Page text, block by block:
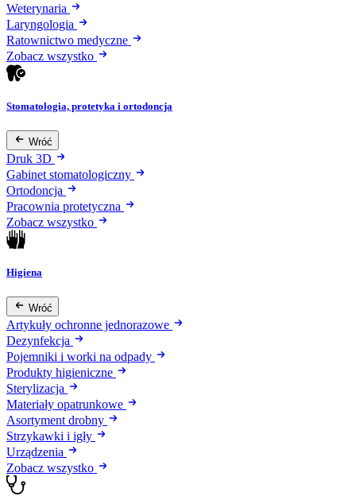
Weterynaria
Laryngologia
Ratownictwo medyczne
Zobacz wszystko
Stomatologia, protetyka i ortodoncja
Wróć
Druk 3D
Gabinet stomatologiczny
Ortodoncja
Pracownia protetyczna
Zobacz wszystko
Higiena
Wróć
Artykuły ochronne jednorazowe
Dezynfekcja
Pojemniki i worki na odpady
Produkty higieniczne
Sterylizacja
Materiały opatrunkowe
Asortyment drobny
Strzykawki i igły
Urządzenia
Zobacz wszystko